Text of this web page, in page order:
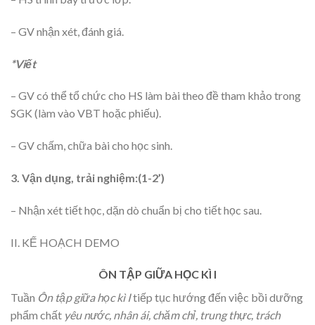
– GV nhận xét, đánh giá.
*Viết
– GV có thể tổ chức cho HS làm bài theo đề tham khảo trong
SGK (làm vào VBT hoặc phiếu).
– GV chấm, chữa bài cho học sinh.
3. Vận dụng, trải nghiệm:(1-2’)
– Nhận xét tiết học, dặn dò chuẩn bị cho tiết học sau.
II. KẾ HOẠCH DEMO
ÔN TẬP GIỮA HỌC KÌ I
Tuần Ôn tập giữa học kì Itiếp tục hướng đến việc bồi dưỡng
phẩm chất yêu nước, nhân ái, chăm chỉ, trung thực, trách